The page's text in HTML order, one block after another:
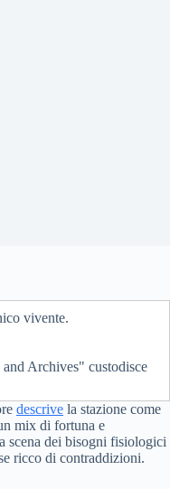
vivente.
Archives" custodisce
descrive la stazione come
mix di fortuna e
scena dei bisogni fisiologici
ricco di contraddizioni.